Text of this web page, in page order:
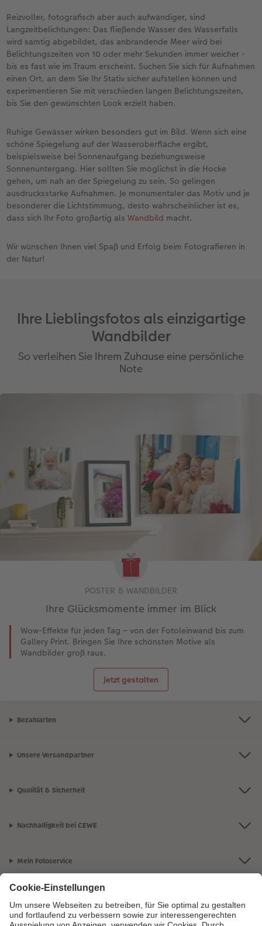
Reizvoller, fotografisch aber auch aufwändiger, sind
Langzeitbelichtungen: Das fließende Wasser des Wasserfalls
wird samtig abgebildet, das anbrandende Meer wird bei
Belichtungszeiten von 10 oder mehr Sekunden immer weicher -
bis es fast wie im Traum erscheint. Suchen Sie sich für Aufnahmen
einen Ort, an dem Sie Ihr Stativ sicher aufstellen können und
experimentieren Sie mit verschieden langen Belichtungszeiten,
bis Sie den gewünschten Look erzielt haben.
Ruhige Gewässer wirken besonders gut im Bild. Wenn sich eine
schöne Spiegelung auf der Wasseroberfläche ergibt,
beispielsweise bei Sonnenaufgang beziehungsweise
Sonnenuntergang. Hier sollten Sie möglichst in die Hocke
gehen, um nah an der Spiegelung zu sein. So gelingen
ausdrucksstarke Aufnahmen. Je monumentaler das Motiv und je
besonderer die Lichtstimmung, desto wahrscheinlicher ist es,
dass sich Ihr Foto großartig alsWandbild macht.
Wir wünschen Ihnen viel Spaß und Erfolg beim Fotografieren in
der Natur!
Ihre Lieblingsfotos als einzigartige
Wandbilder
So verleihen Sie Ihrem Zuhause eine persönliche
Note
POSTER & WANDBILDER
Ihre Glücksmomente immer im Blick
Wow-Effekte für jeden Tag – von der Fotoleinwand bis zum
Gallery Print. Bringen Sie Ihre schönsten Motive als
Wandbilder groß raus.
Jetzt gestalten
Bezahlarten
Unsere Versandpartner
Qualität & Sicherheit
Nachhaltigkeit bei CEWE
Mein Fotoservice